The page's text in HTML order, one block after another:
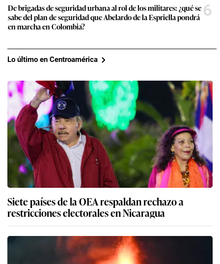
De brigadas de seguridad urbana al rol de los militares: ¿qué se
sabe del plan de seguridad que Abelardo de la Espriella pondrá
en marcha en Colombia?
6
Lo último en Centroamérica
Siete países de la OEA respaldan rechazo a
restricciones electorales en Nicaragua